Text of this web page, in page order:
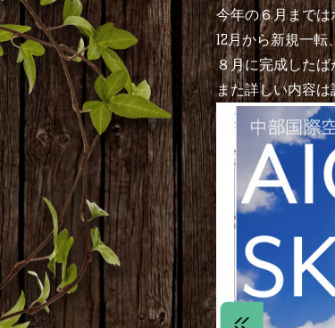
今年の６月まで
12月から新規一
８月に完成した
また詳しい内容